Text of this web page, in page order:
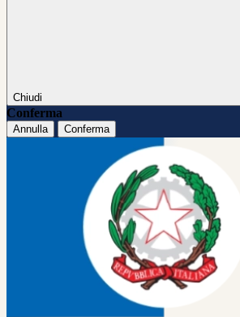
Chiudi
Conferma
Annulla Conferma